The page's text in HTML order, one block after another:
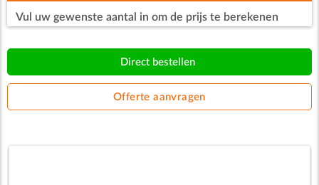
Vul uw gewenste aantal in om de prijs te berekenen
Direct bestellen
Offerte aanvragen